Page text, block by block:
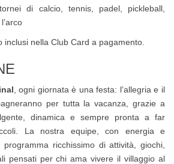
di calcio, tennis, padel, pickleball,
inclusi nella Club Card a pagamento.
, ogni giornata è una festa: l’allegria e il
per tutta la vacanza, grazie a
dinamica e sempre pronta a far
La nostra equipe, con energia e
ricchissimo di attività, giochi,
pensati per chi ama vivere il villaggio al